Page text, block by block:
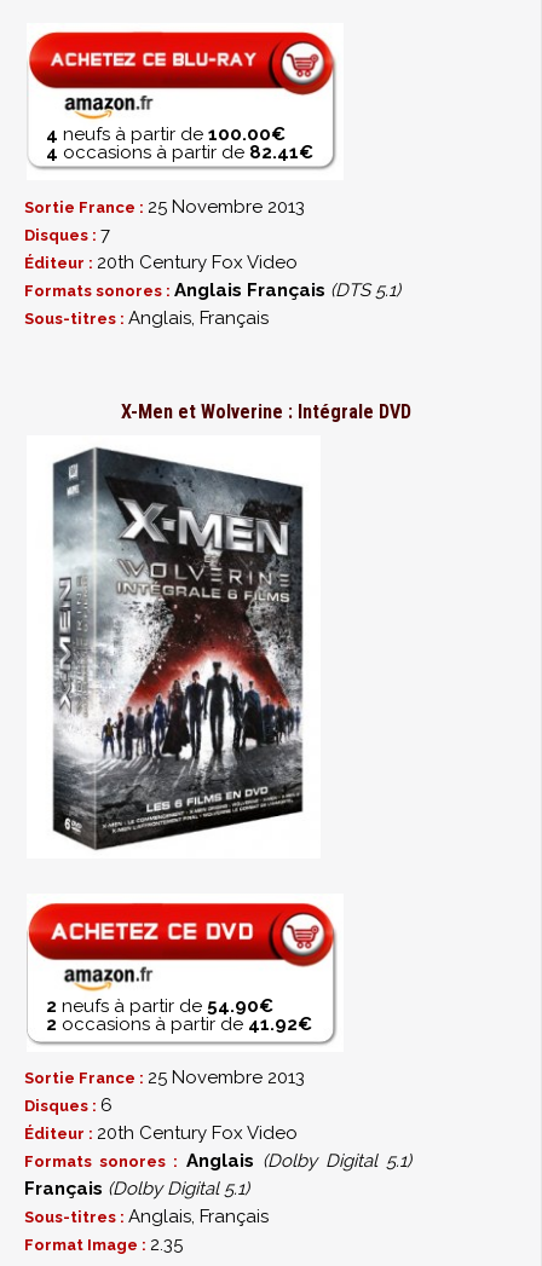
4 neufs à partir de 100.00€
4 occasions à partir de 82.41€
Sortie France : 25 Novembre 2013
Disques : 7
Éditeur : 20th Century Fox Video
Formats sonores : Anglais Français (DTS 5.1)
Sous-titres : Anglais, Français
X-Men et Wolverine : Intégrale DVD
2 neufs à partir de 54.90€
2 occasions à partir de 41.92€
Sortie France : 25 Novembre 2013
Disques : 6
Éditeur : 20th Century Fox Video
Formats sonores : Anglais (Dolby Digital 5.1)
Français (Dolby Digital 5.1)
Sous-titres : Anglais, Français
Format Image : 2.35